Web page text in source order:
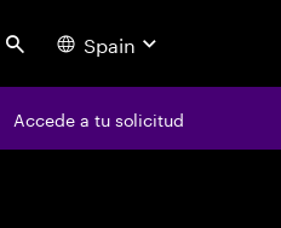
Search Spain
Accede a tu solicitud